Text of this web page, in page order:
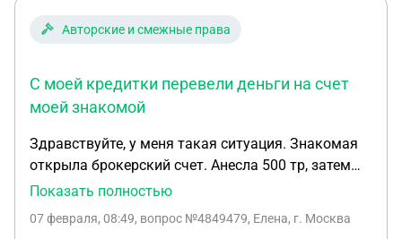
Авторские и смежные права
С моей кредитки перевели деньги на счет
моей знакомой
Здравствуйте, у меня такая ситуация. Знакомая
открыла брокерский счет. Анесла 500 тр, затем
при входе неверно указала одну цифру. Вход ей
которого выведуи ее деньги. Я согласилась
Показать полностью
07 февраля, 08:49, вопрос №4849479, Елена, г. Москва